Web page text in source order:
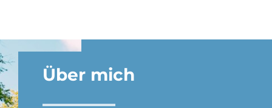
Über mich